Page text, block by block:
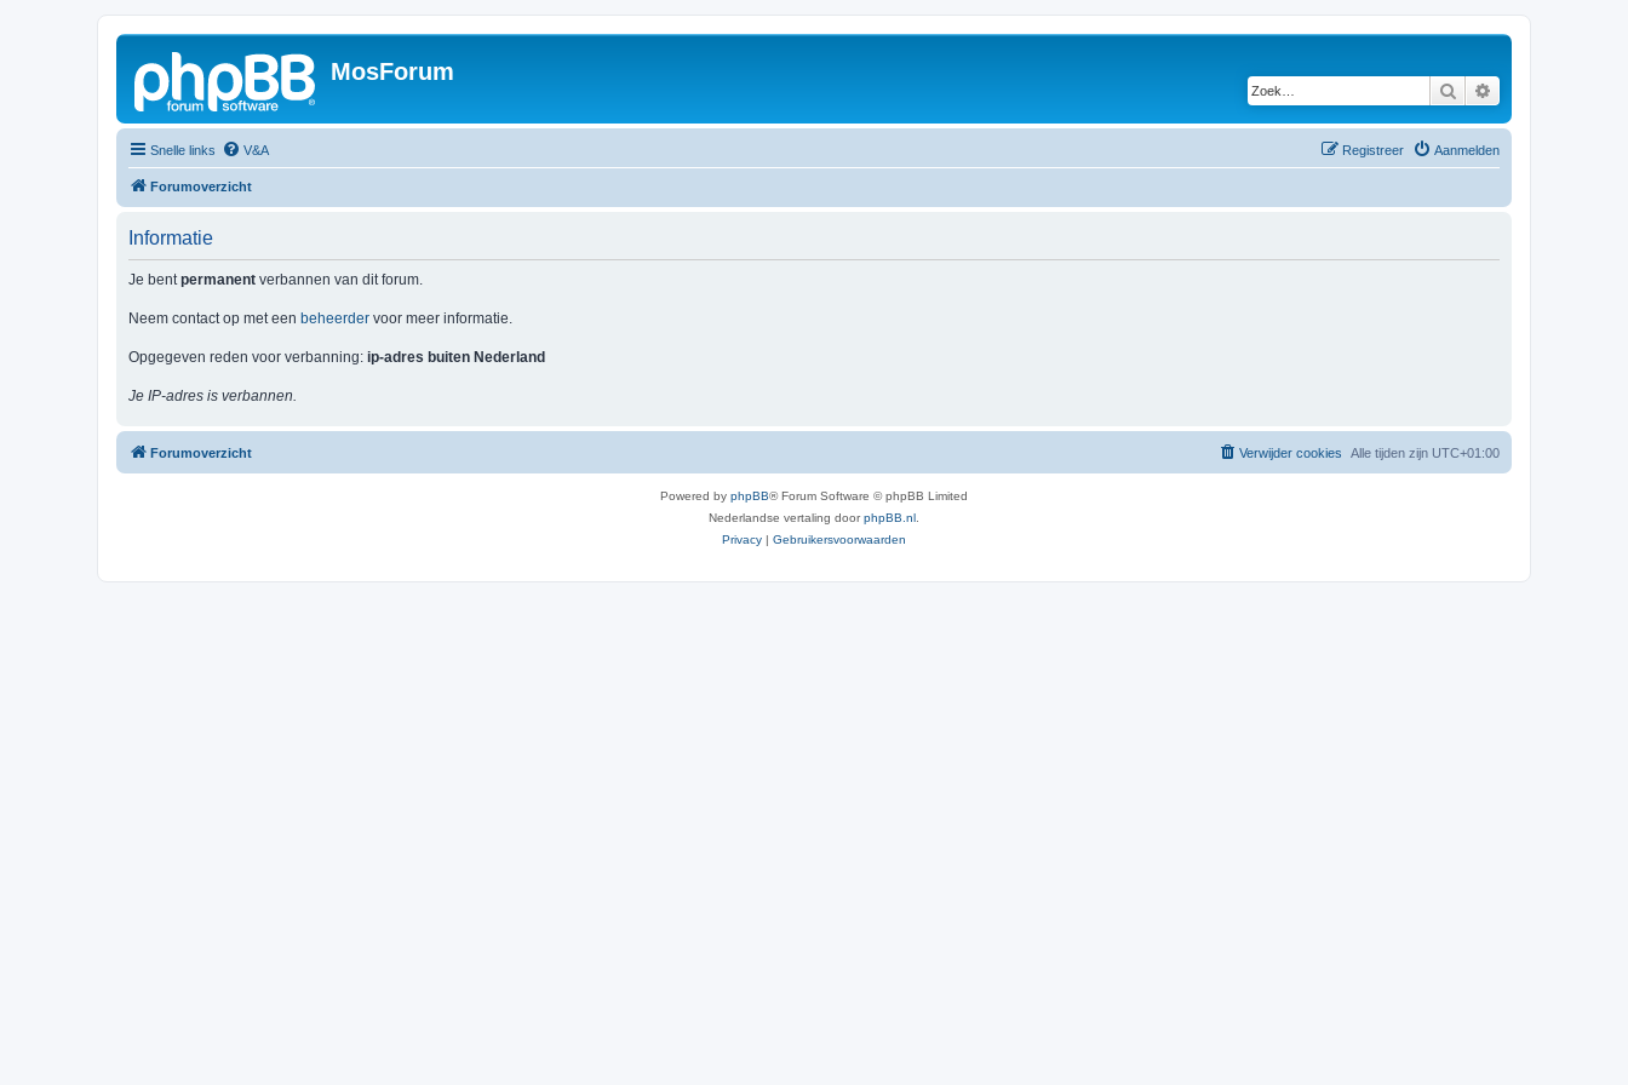
MosForum
Zoek
Snelle links V&A Aanmelden
Registreer
Forumoverzicht
Informatie
Je bentpermanent verbannen van dit forum.
Neem contact op met een beheerder voor meer informatie.
Opgegeven reden voor verbanning: ip-adres buiten Nederland
Je IP-adres is verbannen.
Forumoverzicht Alle tijden zijn UTC+01:00
Verwijder cookies
Powered by phpBB® Forum Software © phpBB Limited
Nederlandse vertaling doorphpBB.nl
Privacy | Gebruikersvoorwaarden